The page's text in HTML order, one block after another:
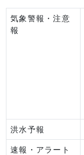
気象警報・注意
報
洪水予報
速報・アラート